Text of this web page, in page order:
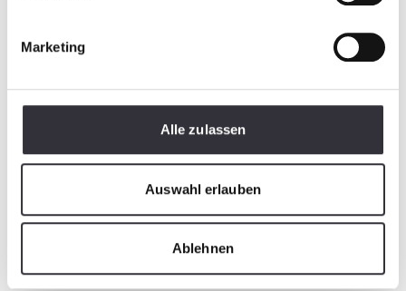
Marketing
Alle zulassen
Auswahl erlauben
Ablehnen